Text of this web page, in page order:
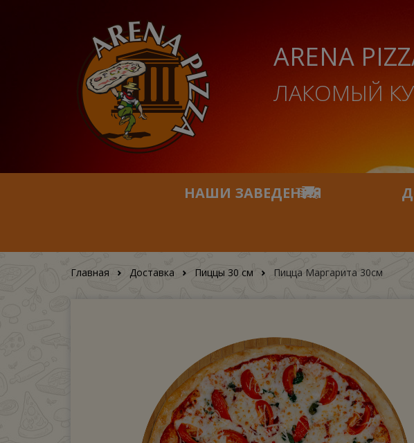
ARENA
ЛАКОМЫЙ
НАШИ ЗАВЕДЕНИЯ
Главная Доставка Пиццы 30 см Пицца Маргарита 30см